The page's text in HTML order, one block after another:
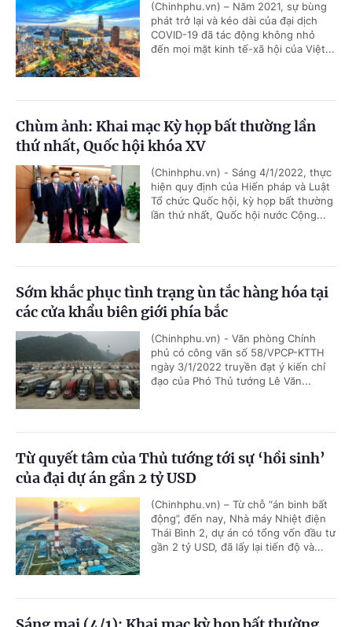
(Chinhphu.vn) – Năm 2021, sự bùng
phát trở lại và kéo dài của đại dịch
COVID-19 đã tác động không nhỏ
đến mọi mặt kinh tế-xã hội của Việt...
Chùm ảnh: Khai mạc Kỳ họp bất thường lần
thứ nhất, Quốc hội khóa XV
(Chinhphu.vn) - Sáng 4/1/2022, thực
hiện quy định của Hiến pháp và Luật
Tổ chức Quốc hội, kỳ họp bất thường
lần thứ nhất, Quốc hội nước Cộng...
Sớm khắc phục tình trạng ùn tắc hàng hóa tại
các cửa khẩu biên giới phía bắc
(Chinhphu.vn) - Văn phòng Chính
phủ có công văn số 58/VPCP-KTTH
ngày 3/1/2022 truyền đạt ý kiến chỉ
đạo của Phó Thủ tướng Lê Văn...
Từ quyết tâm của Thủ tướng tới sự ‘hồi sinh’
của đại dự án gần 2 tỷ USD
(Chinhphu.vn) – Từ chỗ “án binh bất
động”, đến nay, Nhà máy Nhiệt điện
Thái Bình 2, dự án có tổng vốn đầu tư
gần 2 tỷ USD, đã lấy lại tiến độ và...